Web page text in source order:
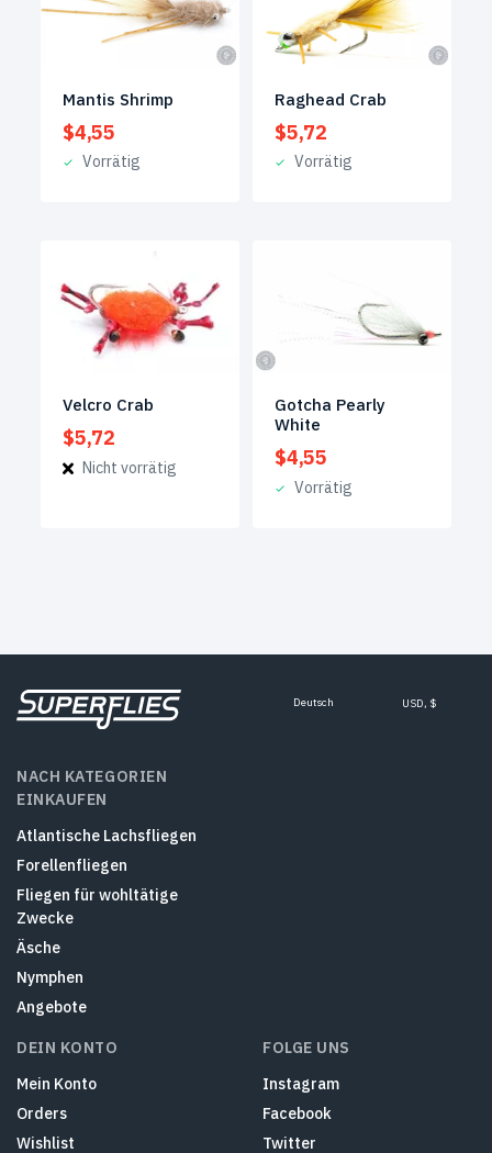
Mantis Shrimp
$4,55
Vorrätig
Raghead Crab
$5,72
Vorrätig
Velcro Crab
$5,72
Nicht vorrätig
Gotcha Pearly
White
$4,55
Vorrätig
Deutsch USD, $
NACH KATEGORIEN
EINKAUFEN
Atlantische Lachsfliegen
Forellenfliegen
Fliegen für wohltätige
Zwecke
Äsche
Nymphen
Angebote
DEIN KONTO
Mein Konto
Orders
Wishlist
FOLGE UNS
Instagram
Facebook
Twitter